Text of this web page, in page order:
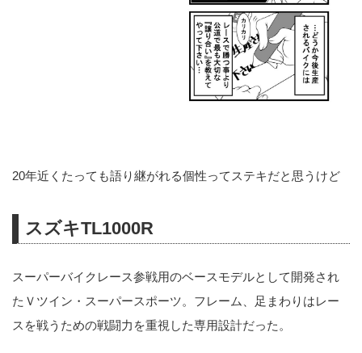
20年近くたっても語り継がれる個性ってステキだと思うけど
スズキTL1000R
スーパーバイクレース参戦用のベースモデルとして開発され
たＶツイン・スーパースポーツ。フレーム、足まわりはレー
スを戦うための戦闘力を重視した専用設計だった。